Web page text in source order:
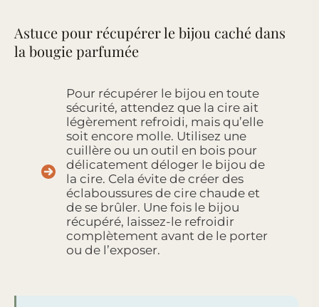
Astuce pour récupérer le bijou caché dans
la bougie parfumée
Pour récupérer le bijou en toute
sécurité, attendez que la cire ait
légèrement refroidi, mais qu’elle
soit encore molle. Utilisez une
cuillère ou un outil en bois pour
délicatement déloger le bijou de
la cire. Cela évite de créer des
éclaboussures de cire chaude et
de se brûler. Une fois le bijou
récupéré, laissez-le refroidir
complètement avant de le porter
ou de l’exposer.